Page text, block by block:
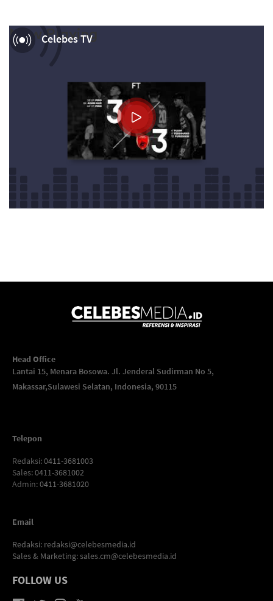
Celebes TV
Now Playing
Head Office
Lantai 15, Menara Bosowa. Jl. Jenderal Sudirman No 5,
Makassar,Sulawesi Selatan, Indonesia, 90115
Telepon
Redaksi: 0411-3681003
Sales: 0411-3681002
Admin: 0411-3681020
Email
Redaksi: redaksi@celebesmedia.id
Sales & Marketing:sales.cm@celebesmedia.id
FOLLOW US